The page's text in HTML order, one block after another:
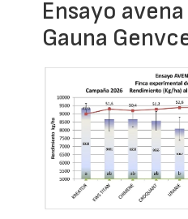
Ensayo
Gauna